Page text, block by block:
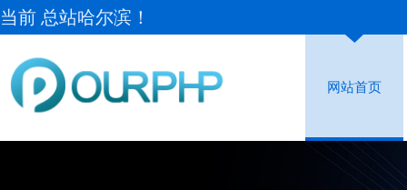
当前 总站哈尔滨！
网站首页